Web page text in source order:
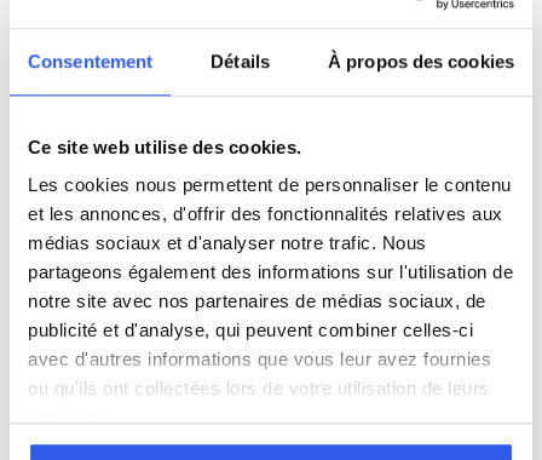
Consentement Détails À propos des cookies
Ce site web utilise des cookies.
Les cookies nous permettent de personnaliser le contenu
et les annonces, d'offrir des fonctionnalités relatives aux
médias sociaux et d'analyser notre trafic. Nous
partageons également des informations sur l'utilisation de
notre site avec nos partenaires de médias sociaux, de
publicité et d'analyse, qui peuvent combiner celles-ci
avec d'autres informations que vous leur avez fournies
ou qu'ils ont collectées lors de votre utilisation de leurs
Histoire
Économie
Espagnol
Allemand
Cours par niveau
Seconde Première Terminale
Études supérieures